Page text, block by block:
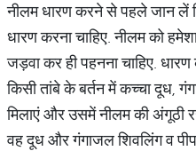
नीलम धारण करने से पहले जान लें
धारण करना चाहिए. नीलम को
जड़वा कर ही पहनना चाहिए.
किसी तांबे के बर्तन में कच्चा दूध,
मिलाएं और उसमें नीलम की अंगूठी
वह दूध और गंगाजल शिवलिंग व